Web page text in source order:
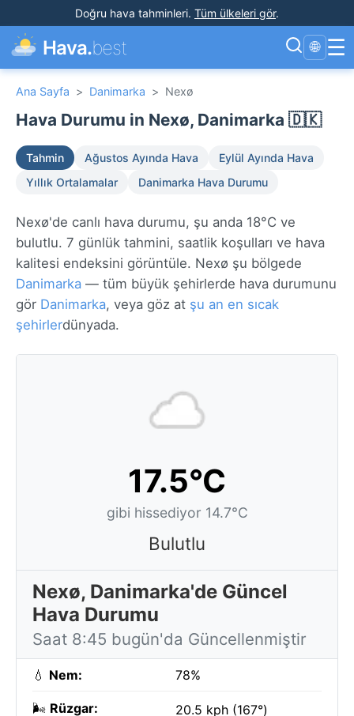
Doğru hava tahminleri. Tüm ülkeleri gör.
Hava.best 🌐 ☰
Ana Sayfa > Danimarka > Nexø
Hava Durumu in Nexø, Danimarka 🇩🇰
Tahmin Ağustos Ayında Hava
Eylül Ayında Hava
Yıllık Ortalamalar
Danimarka Hava Durumu
Nexø'de canlı hava durumu, şu anda 18°C ve
bulutlu. 7 günlük tahmini, saatlik koşulları ve hava
kalitesi endeksini görüntüle. Nexø şu bölgede
Danimarka — tüm büyük şehirlerde hava durumunu
gör Danimarka, veya göz at şu an en sıcak
şehirlerdünyada.
17.5°C
gibi hissediyor 14.7°C
Bulutlu
Nexø, Danimarka'de Güncel
Hava Durumu
Saat 8:45 bugün'da Güncellenmiştir
💧 Nem: 78%
🌬️ Rüzgar: 20.5 kph (167°)